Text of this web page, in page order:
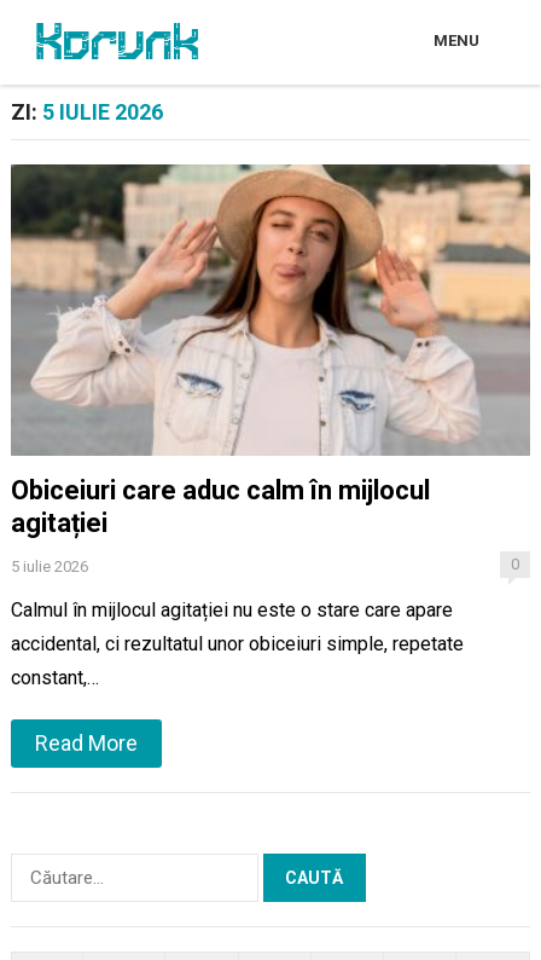
MENU
ZI: 5 IULIE 2026
Obiceiuri care aduc calm în mijlocul
agitației
5 iulie 2026 0
Calmul în mijlocul agitației nu este o stare care apare
accidental, ci rezultatul unor obiceiuri simple, repetate
constant,…
Read More
Caută
după: